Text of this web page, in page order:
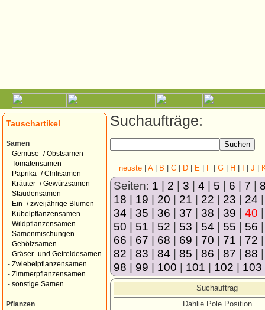
Tauschartikel
Samen
- Gemüse- / Obstsamen
- Tomatensamen
- Paprika- / Chilisamen
- Kräuter- / Gewürzsamen
- Staudensamen
- Ein- / zweijährige Blumen
- Kübelpflanzensamen
- Wildpflanzensamen
- Samenmischungen
- Gehölzsamen
- Gräser- und Getreidesamen
- Zwiebelpflanzensamen
- Zimmerpflanzensamen
- sonstige Samen
Pflanzen
Suchaufträge:
neuste A| B C D E F G H J
Seiten: 1 | 2 | 3 | 4 | 5 | 6 | 7 |
18 | 19 | 20 | 21 | 22 | 23 | 24
34 | 35 | 36 | 37 | 38 | 39 | 40
50 | 51 | 52 | 53 | 54 | 55 | 56
66 | 67 | 68 | 69 | 70 | 71 | 72
82 | 83 | 84 | 85 | 86 | 87 | 88
98 | 99 | 100 | 101 | 102 | 103
Suchauftrag
Dahlie Pole Position